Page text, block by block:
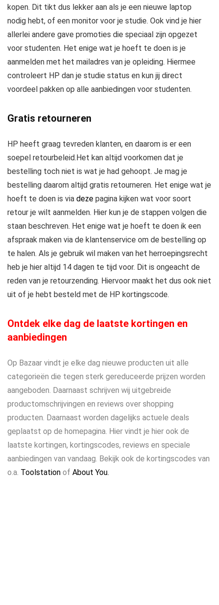
kopen. Dit tikt dus lekker aan als je een nieuwe laptop
nodig hebt, of een monitor voor je studie. Ook vind je hier
allerlei andere gave promoties die speciaal zijn opgezet
voor studenten. Het enige wat je hoeft te doen is je
aanmelden met het mailadres van je opleiding. Hiermee
controleert HP dan je studie status en kun jij direct
voordeel pakken op alle aanbiedingen voor studenten.
Gratis retourneren
HP heeft graag tevreden klanten, en daarom is er een
soepel retourbeleid.Het kan altijd voorkomen dat je
bestelling toch niet is wat je had gehoopt. Je mag je
bestelling daarom altijd gratis retourneren. Het enige wat je
hoeft te doen is via deze pagina kijken wat voor soort
retour je wilt aanmelden. Hier kun je de stappen volgen die
staan beschreven. Het enige wat je hoeft te doen ik een
afspraak maken via de klantenservice om de bestelling op
te halen. Als je gebruik wil maken van het herroepingsrecht
heb je hier altijd 14 dagen te tijd voor. Dit is ongeacht de
reden van je retourzending. Hiervoor maakt het dus ook niet
uit of je hebt besteld met de HP kortingscode.
Ontdek elke dag de laatste kortingen en
aanbiedingen
Op Bazaar vindt je elke dag nieuwe producten uit alle
categorieën die tegen sterk gereduceerde prijzen worden
aangeboden. Daarnaast schrijven wij uitgebreide
productomschrijvingen en reviews over shopping
producten. Daarnaast worden dagelijks actuele deals
geplaatst op de homepagina. Hier vindt je hier ook de
laatste kortingen, kortingscodes, reviews en speciale
aanbiedingen van vandaag. Bekijk ook de kortingscodes van
o.a. Toolstation of About You.